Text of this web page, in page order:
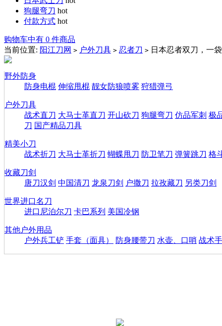
狗腿弯刀 hot
付款方式 hot
购物车中有 0 件商品
当前位置: 阳江刀网 > 户外刀具 > 忍者刀 > 日本忍者双刀，一
野外防身
防身电棍 伸缩甩棍 靓女防狼喷雾 狩猎弹弓
户外刀具
战术直刀 大马士革直刀 开山砍刀 狗腿弯刀 仿品军刺 极
刀 国产精品刀具
精美小刀
战术折刀 大马士革折刀 蝴蝶甩刀 防卫笔刀 弹簧跳刀 格
收藏刀剑
唐刀汉剑 中国清刀 龙泉刀剑 户撒刀 拉孜藏刀 另类刀剑
世界进口名刀
进口尼泊尔刀 卡巴系列 美国冷钢
其他户外用品
户外兵工铲 手套（面具） 防身腰带刀 水壶、口哨 战术